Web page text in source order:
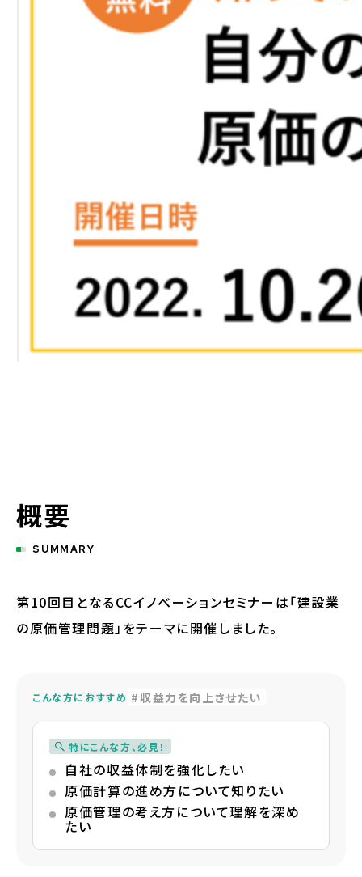
概要
SUMMARY
第10回目となるCCイノベーションセミナーは「建設業
の原価管理問題」をテーマに開催しました。
こんな方におすすめ 収益力を向上させたい
特にこんな方、必見！
自社の収益体制を強化したい
原価計算の進め方について知りたい
原価管理の考え方について理解を深め
たい